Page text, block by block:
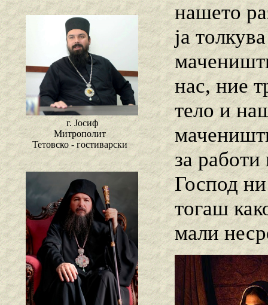
г. Јосиф
Митрополит
Тетовско - гостиварски
нашето
ја
нас, ние
тело и
за
Господ ни
тогаш
мали